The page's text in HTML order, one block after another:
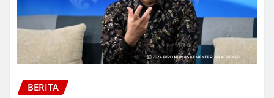
BERITA